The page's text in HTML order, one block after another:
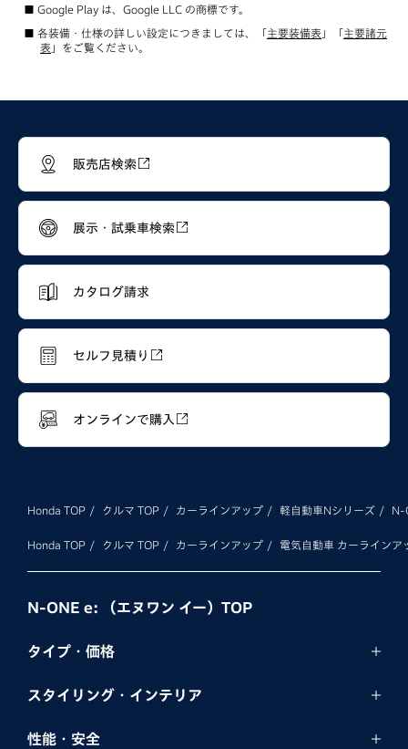
Google Play は、Google LLC の商標です。
各装備・仕様の詳しい設定につきましては、「主要装備表 」「主要諸元
表 」をご覧ください。
販売店検索
展示・試乗車検索
カタログ請求
セルフ見積り
オンラインで購入
Honda TOP クルマ TOP カーラインアップ 軽自動車Nシリーズ N-
Honda TOP クルマ TOP カーラインアップ 電気自動車 カーラインア
N-ONE e: （エヌワン イー）TOP
タイプ・価格
スタイリング・ インテリア
性能・安全